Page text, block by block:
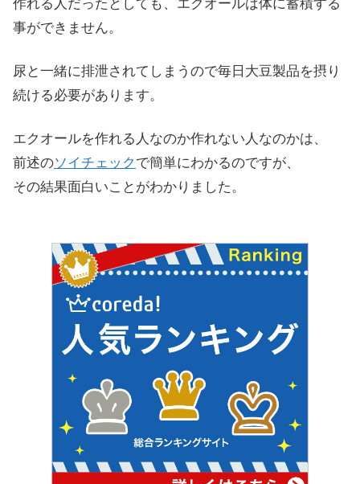
作れる人だったとしても、エクオールは体に蓄積する
事ができません。
尿と一緒に排泄されてしまうので毎日大豆製品を摂り
続ける必要があります。
エクオールを作れる人なのか作れない人なのかは、
前述のソイチェック で簡単にわかるのですが、
その結果面白いことがわかりました。